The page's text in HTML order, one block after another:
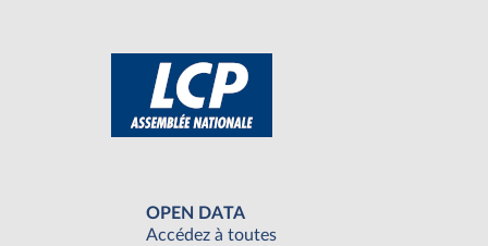
OPEN DATA
Accédez à toutes